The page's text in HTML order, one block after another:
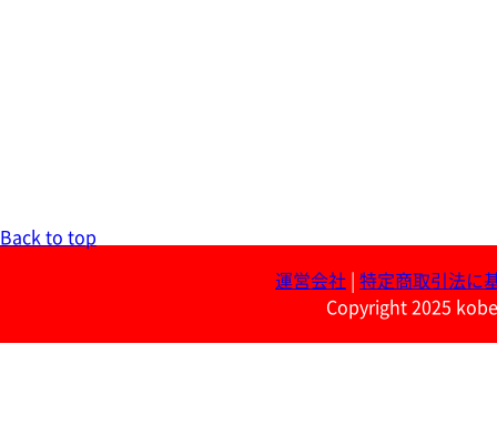
Back to top
運営会社
特定商取引法に
Copyright 2025